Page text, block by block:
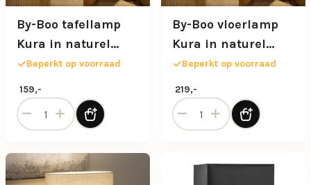
By-Boo tafellamp
Kura in naturel
kleur
Beperkt op voorraad
159,-
By-Boo tafellamp Kura in naturel kleur aantal
By-Boo vloerlamp
Kura in naturel
kleur
Beperkt op voorraad
219,-
By-Boo vloerlamp Kura in